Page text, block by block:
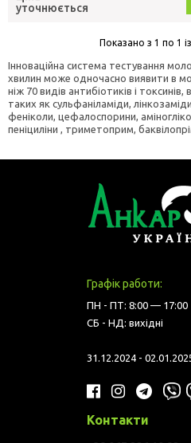
уточнюється
Показано з 1 по 1
Інноваційна система тестування
хвилин може одночасно виявити в
ніж 70 видів антибіотиків і
таких як cульфаніламіди,
феніколи, цефалоспорини,
пеніциліни , триметоприм,
Графік работи:
ПН - ПТ: 8:00 — 17:00
СБ - НД: вихідні
31.12.2024 -
Контакти